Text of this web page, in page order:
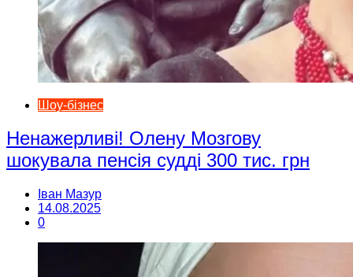
Шоу-бізнес
Ненажерливі! Олену Мозгову
шокувала пенсія судді 300 тис. грн
Іван Мазур
14.08.2025
0